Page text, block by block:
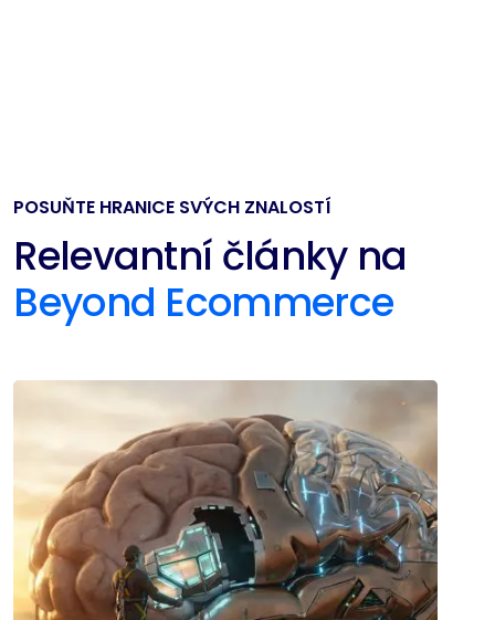
POSUŇTE HRANICE SVÝCH ZNALOSTÍ
Relevantní články na
Beyond Ecommerce